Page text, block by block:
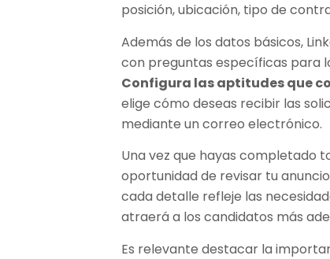
posición, ubicación, tipo de
Además de los datos básicos,
con preguntas específicas para
Configura las aptitudes que
elige cómo deseas recibir las
mediante un correo electrónico.
Una vez que hayas completado
oportunidad de revisar tu
cada detalle refleje las
atraerá a los candidatos más
Es relevante destacar la